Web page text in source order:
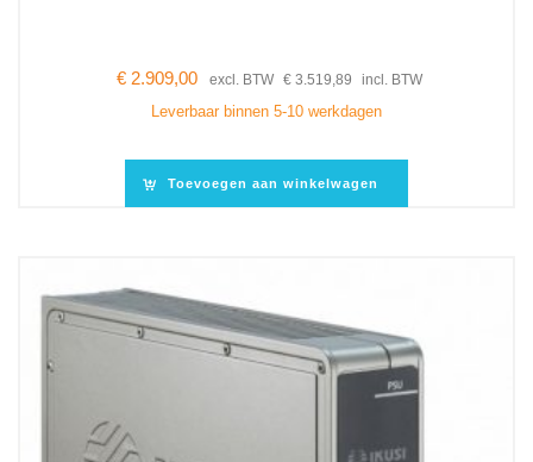
€ 2.909,00 excl. BTW € 3.519,89 incl. BTW
Leverbaar binnen 5-10 werkdagen
Toevoegen aan winkelwagen